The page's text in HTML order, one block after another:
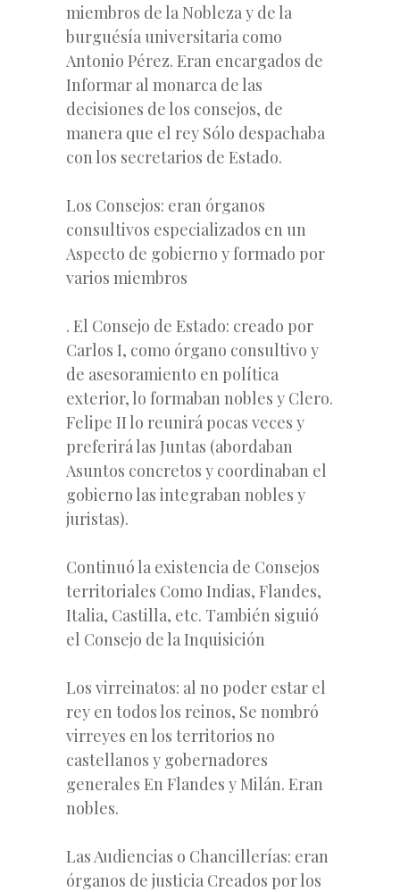
miembros de la Nobleza y de la
burguésía universitaria como
Antonio Pérez. Eran encargados de
Informar al monarca de las
decisiones de los consejos, de
manera que el rey Sólo despachaba
con los secretarios de Estado.
Los Consejos: eran órganos
consultivos especializados en un
Aspecto de gobierno y formado por
varios miembros
. El Consejo de Estado: creado por
Carlos I, como órgano consultivo y
de asesoramiento en política
exterior, lo formaban nobles y Clero.
Felipe II lo reunirá pocas veces y
preferirá las Juntas (abordaban
Asuntos concretos y coordinaban el
gobierno las integraban nobles y
juristas).
Continuó la existencia de Consejos
territoriales Como Indias, Flandes,
Italia, Castilla, etc. También siguió
el Consejo de la Inquisición
Los virreinatos: al no poder estar el
rey en todos los reinos, Se nombró
virreyes en los territorios no
castellanos y gobernadores
generales En Flandes y Milán. Eran
nobles.
Las Audiencias o Chancillerías: eran
órganos de justicia Creados por los